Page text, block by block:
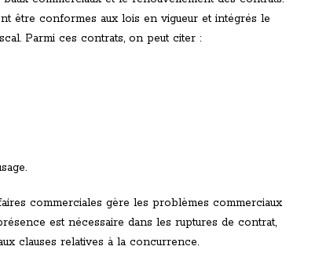
être conformes aux lois en vigueur et intégrés le
Parmi ces contrats, on peut citer :
commerciales gère les problèmes commerciaux
est nécessaire dans les ruptures de contrat,
clauses relatives à la concurrence.